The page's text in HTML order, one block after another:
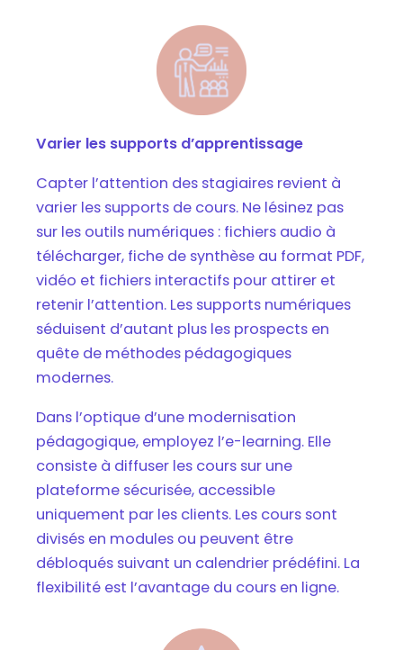
Varier les supports d’apprentissage
Capter l’attention des stagiaires revient à
varier les supports de cours. Ne lésinez pas
sur les outils numériques : fichiers audio à
télécharger, fiche de synthèse au format PDF,
vidéo et fichiers interactifs pour attirer et
retenir l’attention. Les supports numériques
séduisent d’autant plus les prospects en
quête de méthodes pédagogiques
modernes.
Dans l’optique d’une modernisation
pédagogique, employez l’e-learning. Elle
consiste à diffuser les cours sur une
plateforme sécurisée, accessible
uniquement par les clients. Les cours sont
divisés en modules ou peuvent être
débloqués suivant un calendrier prédéfini. La
flexibilité est l’avantage du cours en ligne.